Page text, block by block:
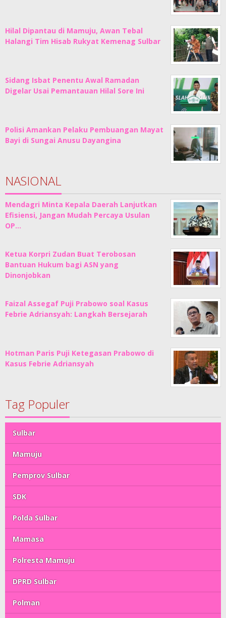
Hilal Dipantau di Mamuju, Awan Tebal
Halangi Tim Hisab Rukyat Kemenag Sulbar
Sidang Isbat Penentu Awal Ramadan
Digelar Usai Pemantauan Hilal Sore Ini
Polisi Amankan Pelaku Pembuangan Mayat
Bayi di Sungai Anusu Dayangina
NASIONAL
Mendagri Minta Kepala Daerah Lanjutkan
Efisiensi, Jangan Mudah Percaya Usulan
OP…
Ketua Korpri Zudan Buat Terobosan
Bantuan Hukum bagi ASN yang
Dinonjobkan
Faizal Assegaf Puji Prabowo soal Kasus
Febrie Adriansyah: Langkah Bersejarah
Hotman Paris Puji Ketegasan Prabowo di
Kasus Febrie Adriansyah
Tag Populer
Sulbar
Mamuju
Pemprov Sulbar
SDK
Polda Sulbar
Mamasa
Polresta Mamuju
DPRD Sulbar
Polman